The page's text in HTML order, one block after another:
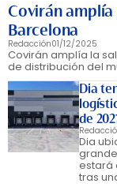
Covirán
Barcelona
Redacción01/12/2025
Covirán amplía la
de distribución del
Dia
de
Dia
estará
tras